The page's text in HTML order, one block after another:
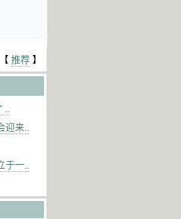
推荐 】
..
迎来..
于一..